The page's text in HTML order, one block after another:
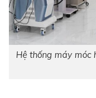
Hệ thống máy móc